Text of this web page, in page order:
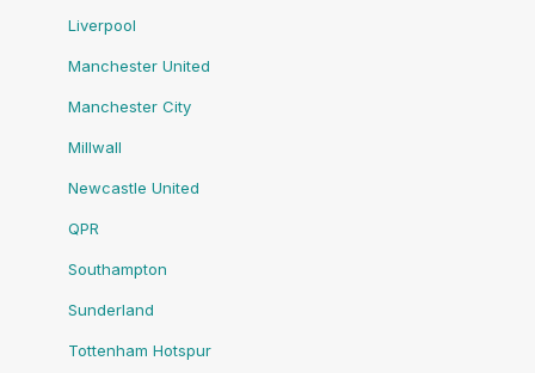
Liverpool
Manchester United
Manchester City
Millwall
Newcastle United
QPR
Southampton
Sunderland
Tottenham Hotspur